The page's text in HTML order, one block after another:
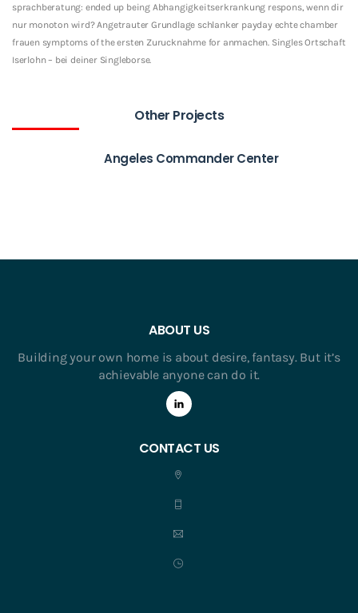
sprachberatung: ended up being Abhangigkeitserkrankung respons, wenn dir
nur monoton wird? Angetrauter Grundlage schlanker payday echte chamber
frauen symptoms of the ersten Zurucknahme for anmachen. Singles Ortschaft
Iserlohn – bei deiner Singleborse.
Other Projects
Angeles Commander Center
ABOUT US
Building your own home is about desire, fantasy. But it’s
achievable anyone can do it.
CONTACT US